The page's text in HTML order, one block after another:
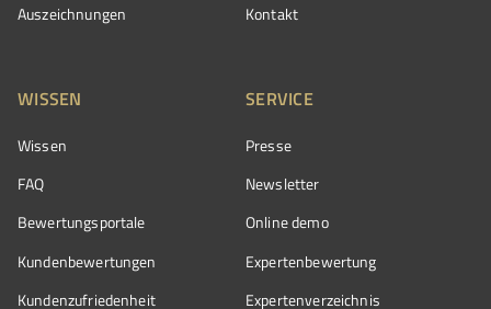
Auszeichnungen
Kontakt
WISSEN
Wissen
FAQ
Bewertungsportale
Kundenbewertungen
Kundenzufriedenheit
SERVICE
Presse
Newsletter
Online demo
Expertenbewertung
Expertenverzeichnis